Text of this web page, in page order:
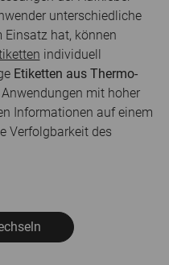
unterschiedliche
Einsatz hat, können
individuell
Etiketten aus Thermo-
mit hoher
Informationen auf einem
Verfolgbarkeit des